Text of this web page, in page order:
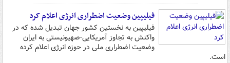
فیلیپین وضعیت اضطراری انرژی اعلام کرد
فیلیپین به نخستین کشور جهان تبدیل شده که در
واکنش به تجاوز آمریکایی-صهیونیستی به ایران
وضعیت اضطراری ملی در حوزه انرژی اعلام کرده
است.